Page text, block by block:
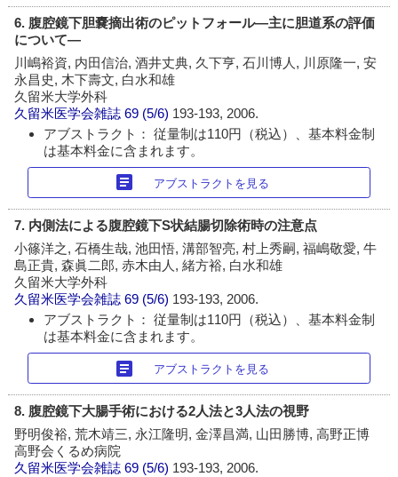
6. 腹腔鏡下胆嚢摘出術のピットフォール―主に胆道系の評価
について―
川嶋裕資, 内田信治, 酒井丈典, 久下亨, 石川博人, 川原隆一, 安
永昌史, 木下壽文, 白水和雄
久留米大学外科
久留米医学会雑誌 69 (5/6) 193-193, 2006.
アブストラクト： 従量制は110円（税込）、基本料金制
は基本料金に含まれます。
article アブストラクトを見る
7. 内側法による腹腔鏡下S状結腸切除術時の注意点
小篠洋之, 石橋生哉, 池田悟, 溝部智亮, 村上秀嗣, 福嶋敬愛, 牛
島正貴, 森眞二郎, 赤木由人, 緒方裕, 白水和雄
久留米大学外科
久留米医学会雑誌 69 (5/6) 193-193, 2006.
アブストラクト： 従量制は110円（税込）、基本料金制
は基本料金に含まれます。
article アブストラクトを見る
8. 腹腔鏡下大腸手術における2人法と3人法の視野
野明俊裕, 荒木靖三, 永江隆明, 金澤昌満, 山田勝博, 高野正博
高野会くるめ病院
久留米医学会雑誌 69 (5/6) 193-193, 2006.